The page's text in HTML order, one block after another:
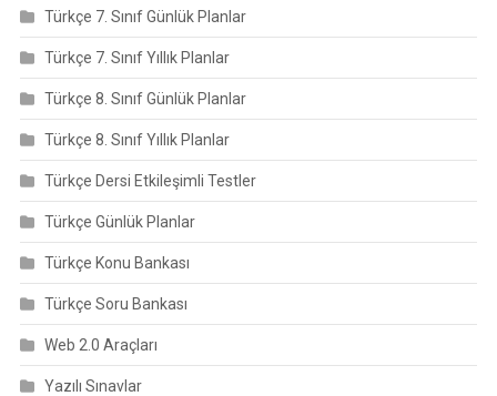
Türkçe 7. Sınıf Günlük Planlar
Türkçe 7. Sınıf Yıllık Planlar
Türkçe 8. Sınıf Günlük Planlar
Türkçe 8. Sınıf Yıllık Planlar
Türkçe Dersi Etkileşimli Testler
Türkçe Günlük Planlar
Türkçe Konu Bankası
Türkçe Soru Bankası
Web 2.0 Araçları
Yazılı Sınavlar